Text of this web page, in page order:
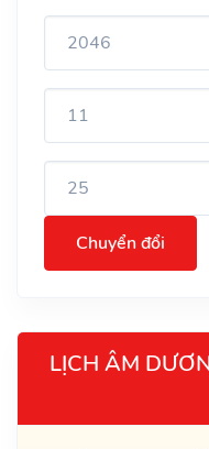
Chuyển đổi
LỊCH ÂM